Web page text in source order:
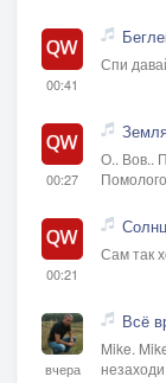
00:41
Спи
00:27
О.. Вов..
00:21
Сам так
вчера
Всё
Mike.